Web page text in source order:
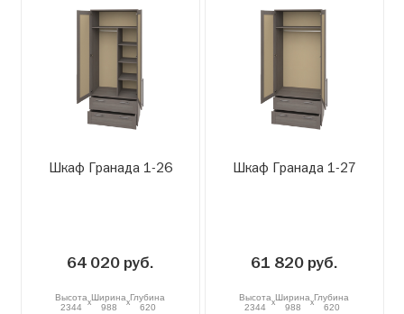
Шкаф Гранада 1-26
64 020 руб.
Высота
2344
xШирина
988
xГлубина
620
Шкаф Гранада 1-27
61 820 руб.
Высота
2344
xШирина
988
xГлубина
620